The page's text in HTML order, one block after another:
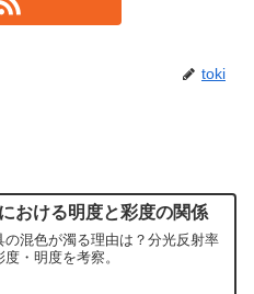
toki
おける明度と彩度の関係
の混色が濁る理由は？分光反射率
度・明度を考察。